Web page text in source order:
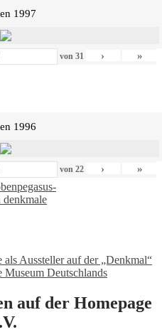
1997
von 31 › »
1996
von 22 › »
pegasus-
denkmale
als Aussteller auf der „Denkmal“
Museum Deutschlands
auf der Homepage